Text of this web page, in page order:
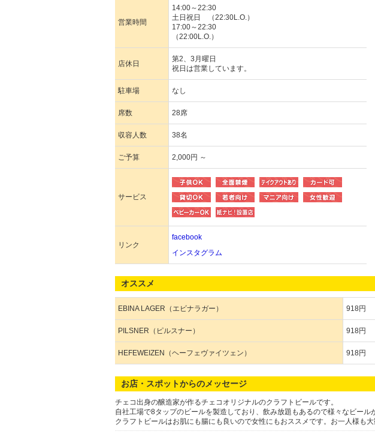
営業時間
14:00～22:30
土日祝日 （22:30L.O.）
17:00～22:30
（22:00L.O.）
店休日
第2、3月曜日
祝日は営業しています。
駐車場 なし
席数 28席
収容人数 38名
ご予算 2,000円 ～
サービス
リンク
facebook
インスタグラム
オススメ
EBINA LAGER（エビナラガー） 918円
PILSNER（ピルスナー） 918円
HEFEWEIZEN（ヘーフェヴァイツェン） 918円
お店・スポットからのメッセージ
チェコ出身の醸造家が作るチェコオリジナルのクラフトビールです。
自社工場で8タップのビールを製造しており、飲み放題もあるので様々なビール
クラフトビールはお肌にも腸にも良いので女性にもおススメです。お一人様も大